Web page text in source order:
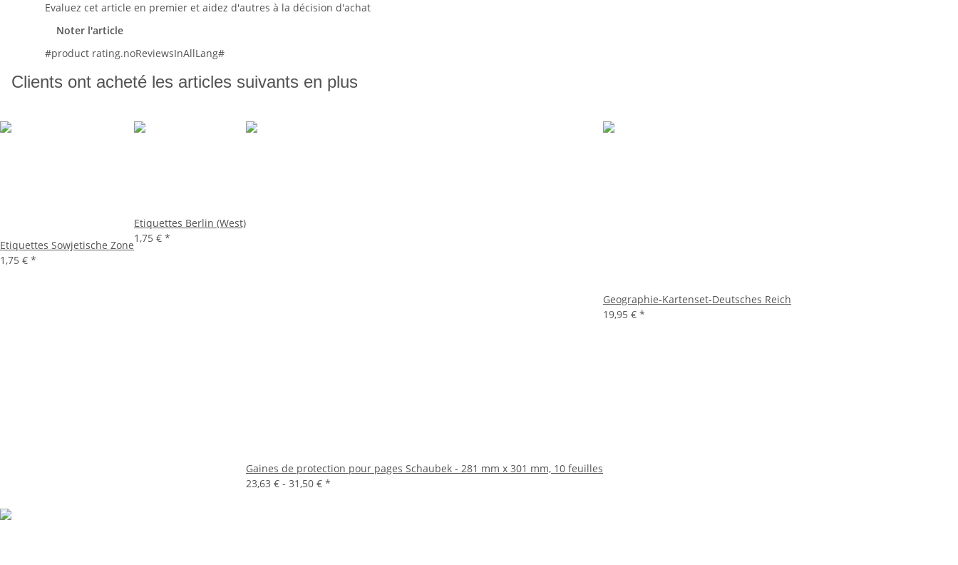
Evaluez cet article en premier et aidez d'autres à la décision d'achat
Noter l'article
#product rating.noReviewsInAllLang#
Clients ont acheté les articles suivants en plus
Etiquettes Sowjetische Zone
1,75 € *
Etiquettes Berlin (West)
1,75 € *
Gaines de protection pour pages Schaubek - 281 mm x 301 mm, 10 feuilles
23,63 € - 31,50 € *
Geographie-Kartenset-Deutsches Reich
19,95 € *